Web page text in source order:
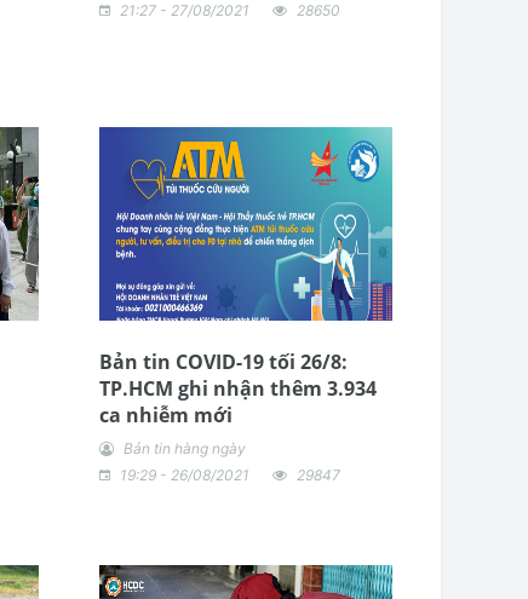
21:27 - 27/08/2021
28650
Bản tin COVID-19 tối 26/8:
TP.HCM ghi nhận thêm 3.934
ca nhiễm mới
Bản tin hàng ngày
19:29 - 26/08/2021
29847